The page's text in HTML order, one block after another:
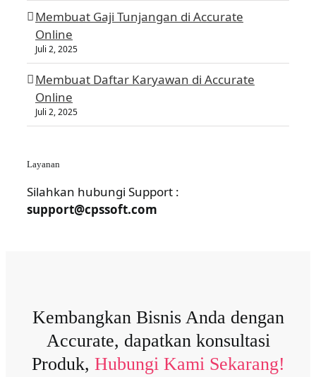
Membuat Gaji Tunjangan di Accurate
Online
Juli 2, 2025
Membuat Daftar Karyawan di Accurate
Online
Juli 2, 2025
Layanan
Silahkan hubungi Support :
support@cpssoft.com
Kembangkan Bisnis Anda dengan
Accurate, dapatkan konsultasi
Produk, Hubungi Kami Sekarang!